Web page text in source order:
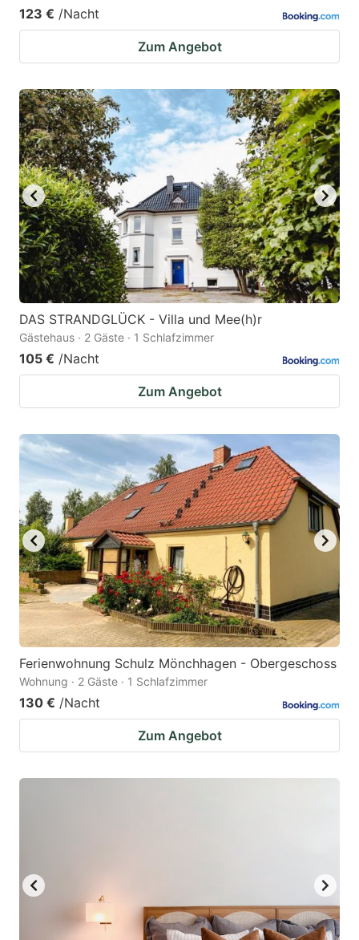
123 € /Nacht
Zum Angebot
DAS STRANDGLÜCK - Villa und Mee(h)r
Gästehaus · 2 Gäste · 1 Schlafzimmer
105 € /Nacht
Zum Angebot
Ferienwohnung Schulz Mönchhagen - Obergeschoss
Wohnung · 2 Gäste · 1 Schlafzimmer
130 € /Nacht
Zum Angebot